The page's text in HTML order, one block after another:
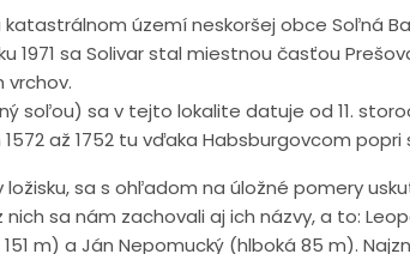
území neskoršej obce Soľná
1971 sa Solivar stal miestnou časťou
vrchov.
soľou) sa v tejto lokalite datuje od 11.
až 1752 tu vďaka Habsburgovcom
sa s ohľadom na úložné pomery
sa nám zachovali aj ich názvy, a to:
m) a Ján Nepomucký (hlboká 85 m).